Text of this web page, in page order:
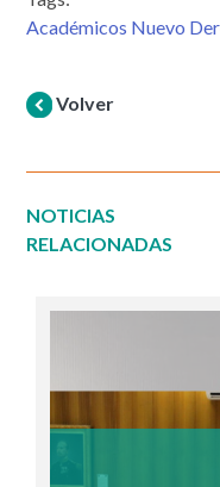
Académicos Nuevo
Volver
NOTICIAS
RELACIONADAS